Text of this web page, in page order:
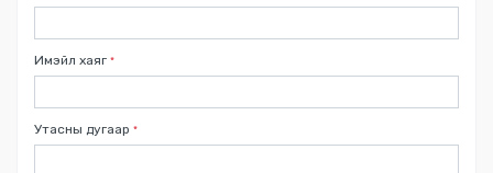
Имэйл хаяг *
Утасны дугаар *